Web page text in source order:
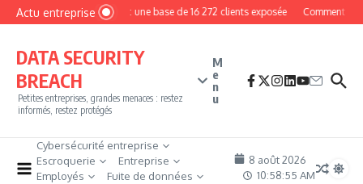
Aller au contenu
Actu entrepriseMyPhoto : une base de 16 272 clients exposée Comment
DATA SECURITY
BREACH
Petites entreprises, grandes menaces : restez
informés, restez protégés
M
e
n
u
Cybersécurité entreprise
Escroquerie
Entreprise
Employés
Fuite de données
8 août 2026
10:58:56 AM